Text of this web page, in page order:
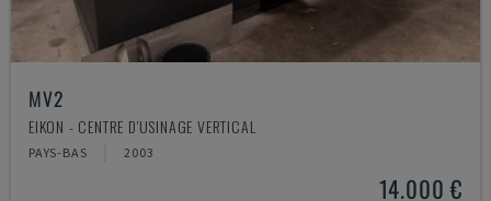
MV2
EIKON - CENTRE D'USINAGE VERTICAL
PAYS-BAS 2003
14.000 €